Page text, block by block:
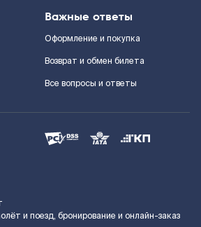
Важные ответы
Оформление и покупка
Возврат и обмен билета
Все вопросы и ответы
и поезд, бронирование и онлайн-заказ